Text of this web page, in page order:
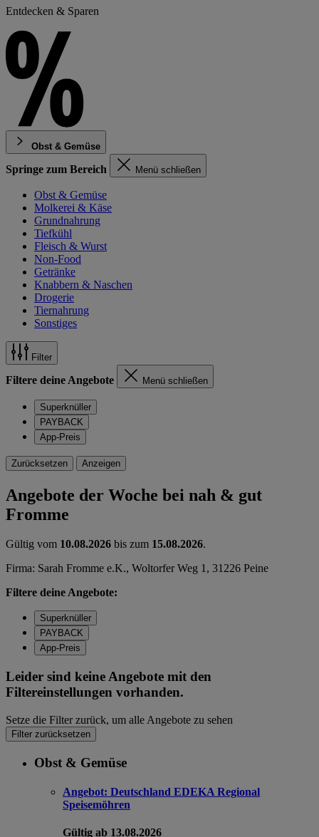
Entdecken & Sparen
Obst & Gemüse
Springe zum Bereich Menü schließen
Obst & Gemüse
Molkerei & Käse
Grundnahrung
Tiefkühl
Fleisch & Wurst
Non-Food
Getränke
Knabbern & Naschen
Drogerie
Tiernahrung
Sonstiges
Filter
Filtere deine Angebote Menü schließen
Superknüller
PAYBACK
App-Preis
Zurücksetzen Anzeigen
Angebote der Woche bei nah & gut
Fromme
Gültig vom 10.08.2026 bis zum 15.08.2026.
Firma: Sarah Fromme e.K., Woltorfer Weg 1, 31226 Peine
Filtere deine Angebote:
Superknüller
PAYBACK
App-Preis
Leider sind keine Angebote mit den
Filtereinstellungen vorhanden.
Setze die Filter zurück, um alle Angebote zu sehen
Filter zurücksetzen
Obst & Gemüse
Angebot: Deutschland EDEKA Regional
Speisemöhren
Gültig ab 13.08.2026